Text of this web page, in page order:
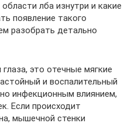
лба изнутри и какие
появление такого
разобрать детально
это отечные мягкие
и воспалительный
инфекционным влиянием,
Если происходит
мышечной стенки